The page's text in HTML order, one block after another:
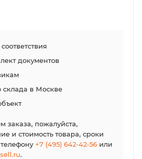
документов
склада в Москве
заказа, пожалуйста,
и стоимость товара, сроки
+7 (495) 642-42-56 или
.